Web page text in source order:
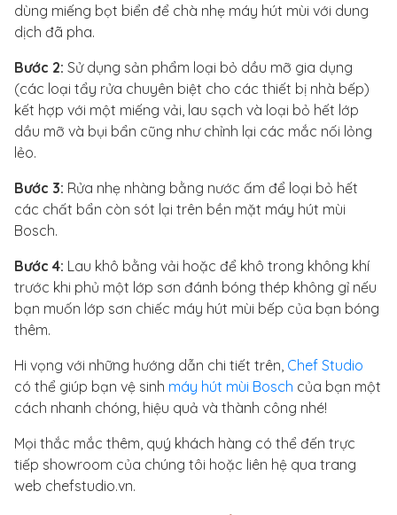
dùng miếng bọt biển để chà nhẹ máy hút mùi với dung
dịch đã pha.
Bước 2: Sử dụng sản phẩm loại bỏ dầu mỡ gia dụng
(các loại tẩy rửa chuyên biệt cho các thiết bị nhà bếp)
kết hợp với một miếng vải, lau sạch và loại bỏ hết lớp
dầu mỡ và bụi bẩn cũng như chỉnh lại các mắc nối lỏng
lẻo.
Bước 3: Rửa nhẹ nhàng bằng nước ấm để loại bỏ hết
các chất bẩn còn sót lại trên bền mặt máy hút mùi
Bosch.
Bước 4: Lau khô bằng vải hoặc để khô trong không khí
trước khi phủ một lớp sơn đánh bóng thép không gỉ nếu
bạn muốn lớp sơn chiếc máy hút mùi bếp của bạn bóng
thêm.
Hi vọng với những hướng dẫn chi tiết trên, Chef Studio
có thể giúp bạn vệ sinh máy hút mùi Bosch của bạn một
cách nhanh chóng, hiệu quả và thành công nhé!
Mọi thắc mắc thêm, quý khách hàng có thể đến trực
tiếp showroom của chúng tôi hoặc liên hệ qua trang
web chefstudio.vn.